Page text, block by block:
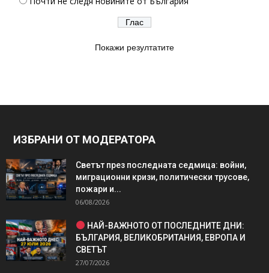
Покажи резултатите
ИЗБРАНИ ОТ МОДЕРАТОРА
Светът през последната седмица: войни,
миграционни кризи, политически трусове,
пожари и...
06/08/2026
НАЙ-ВАЖНОТО ОТ ПОСЛЕДНИТЕ ДНИ:
БЪЛГАРИЯ, ВЕЛИКОБРИТАНИЯ, ЕВРОПА И
СВЕТЪТ
27/07/2026